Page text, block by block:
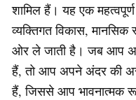
शामिल हैं। यह एक
व्यक्तिगत विकास, मानसिक
ओर ले जाती है। जब आप
हैं, तो आप अपने अंदर की
हैं, जिससे आप भावनात्मक